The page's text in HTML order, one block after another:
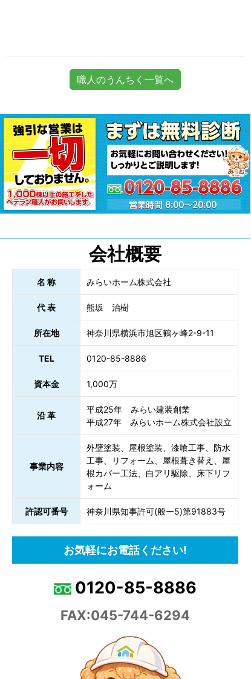
職人のうんちく一覧へ
会社概要
名 称 みらいホーム株式会社
代 表 熊坂 治樹
所在地 神奈川県横浜市旭区鶴ヶ峰2-9-11
TEL 0120-85-8886
資本金 1,000万
沿 革
平成25年 みらい建装創業
平成27年 みらいホーム株式会社設立
事業内容
外壁塗装、屋根塗装、漆喰工事、防水
工事、リフォーム、屋根葺き替え、屋
根カバー工法、白アリ駆除、床下リフ
ォーム
許認可番号 神奈川県知事許可(般ー5)第91883号
お気軽にお電話ください!
0120-85-8886
FAX:045-744-6294